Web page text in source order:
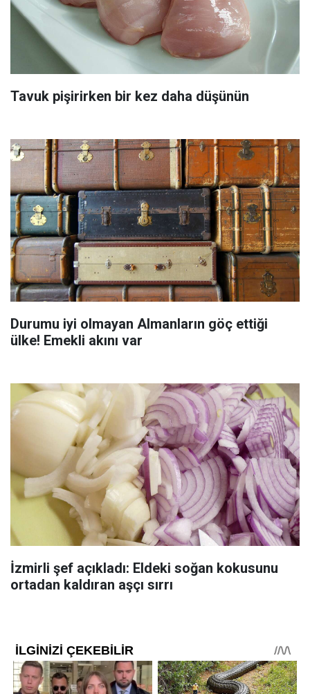
Tavuk pişirirken bir kez daha düşünün
Durumu iyi olmayan Almanların göç ettiği
ülke! Emekli akını var
İzmirli şef açıkladı: Eldeki soğan kokusunu
ortadan kaldıran aşçı sırrı